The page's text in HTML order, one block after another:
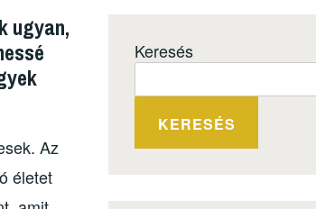
ugyan,
Az
életet
Keresés
KERESÉS